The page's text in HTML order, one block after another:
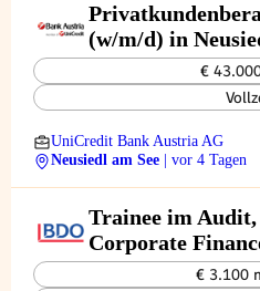
(w/m/d) in
Programm €
UniCredit Bank Austria AG
Neusiedl am See
| vor 4 Tagen
Trainee im Audit,
Corporate
€ 3.100